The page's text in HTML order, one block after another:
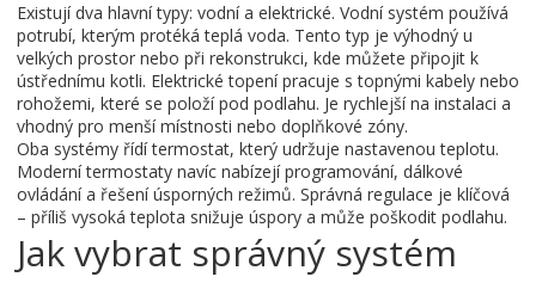
Existují dva hlavní typy: vodní a elektrické. Vodní systém používá
potrubí, kterým protéká teplá voda. Tento typ je výhodný u
velkých prostor nebo při rekonstrukci, kde můžete připojit k
ústřednímu kotli. Elektrické topení pracuje s topnými kabely nebo
rohožemi, které se položí pod podlahu. Je rychlejší na instalaci a
vhodný pro menší místnosti nebo doplňkové zóny.
Oba systémy řídí termostat, který udržuje nastavenou teplotu.
Moderní termostaty navíc nabízejí programování, dálkové
ovládání a řešení úsporných režimů. Správná regulace je klíčová
– příliš vysoká teplota snižuje úspory a může poškodit podlahu.
Jak vybrat správný systém